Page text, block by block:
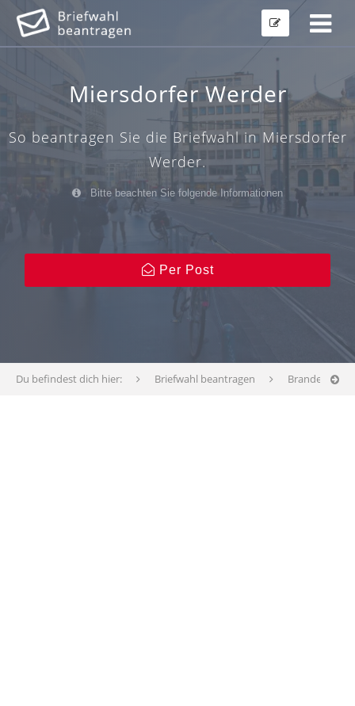
Miersdorfer Werder
So beantragen Sie die Briefwahl in Miersdorfer
Werder.
Bitte beachten Sie folgende Informationen
Per Post
Du befindest dich hier: Briefwahl beantragen Brandenburg